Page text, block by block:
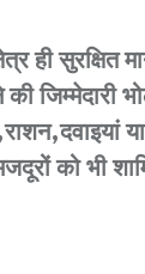
सुरक्षित
को भी